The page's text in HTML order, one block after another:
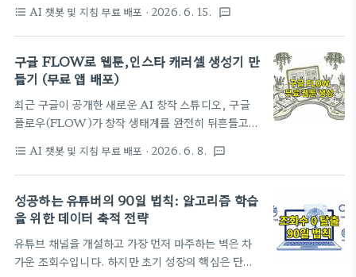
범한 일상 속 소소한 순간들까지 수백 장의 사진이 잠
사진들을 제미나이(Gemini..
다. 구글 플로우(Flow)를 활용하면 이 모든 과정이
단 10분 만에 가능하다고 하는데요. 비용 걱정 없이
무제한으로 자신만의 개성 넘치는 뮤직비디오를 만들
수 있는 역대급 방법을 지금부터 자세히 알려드릴게
얼마 전, 코딩 없이 웹툰과 인스타그램 캐러셀을 손쉽
게 만들 수 있는 구글 플로우를 소개해 드렸던 것을 기
억하시나요? 오늘은 이 강력한 도구의 핵심인 영상 제
적인 캐릭터와 배경 에셋을 구축하고, ..
format_list_bulleted AI 챗봇 및 지침 무료 배포 · 2026. 6. 15. textsms
구글 FLOW로 웹툰,인스타 캐러셀 생성기 만
들기 (무료 앱 배포)
최근 구글이 공개한 새로운 AI 창작 스튜디오, 구글
플로우(FLOW)가 창작 생태계를 완전히 뒤흔들고
'제로'로 만들면서도 나만의 독창적인 웹툰과 인스타
그램 카드뉴스를 무제한으로 찍어낼 수 있는 이 놀라
운 도구의 모든 것을 제가 직접 파헤쳐 보았습니다.여
러분, 혹시 유료 AI 이미지 생성 서비스를 결제할 때
하며 결제창 앞에서 망설여본 적 없으신가요? 아니면
공들여서 프롬프트를 입력해 예쁜 그림 한 장을 얻었
format_list_bulleted AI 챗봇 및 지침 무료 배포 · 2026. 6. 8. textsms
성공하는 유튜버의 90일 법칙: 알고리즘 학습
을 위한 데이터 축적 전략
유튜브 채널을 개설하고 가장 먼저 마주하는 벽은 차
가운 조회수입니다. 하지만 초기 성장의 핵심은 단순